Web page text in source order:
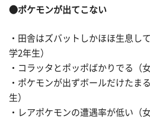
●ポケモンが出てこない
・田舎はズバットしかほほ生息し
学2年生）
・コラッタとポッポばかりでる（
・ポケモンが出ずボールだけたま
生）
・レアポケモンの遭遇率が低い（